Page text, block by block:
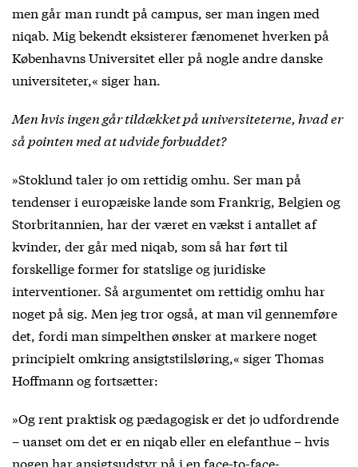
men går man rundt på campus, ser man ingen med
niqab. Mig bekendt eksisterer fænomenet hverken på
Københavns Universitet eller på nogle andre danske
universiteter,« siger han.
Men hvis ingen går tildækket på universiteterne, hvad er
så pointen med at udvide forbuddet?
»Stoklund taler jo om rettidig omhu. Ser man på
tendenser i europæiske lande som Frankrig, Belgien og
Storbritannien, har der været en vækst i antallet af
kvinder, der går med niqab, som så har ført til
forskellige former for statslige og juridiske
interventioner. Så argumentet om rettidig omhu har
noget på sig. Men jeg tror også, at man vil gennemføre
det, fordi man simpelthen ønsker at markere noget
principielt omkring ansigtstilsløring,« siger Thomas
Hoffmann og fortsætter:
»Og rent praktisk og pædagogisk er det jo udfordrende
– uanset om det er en niqab eller en elefanthue – hvis
nogen har ansigtsudstyr på i en face-to-face-